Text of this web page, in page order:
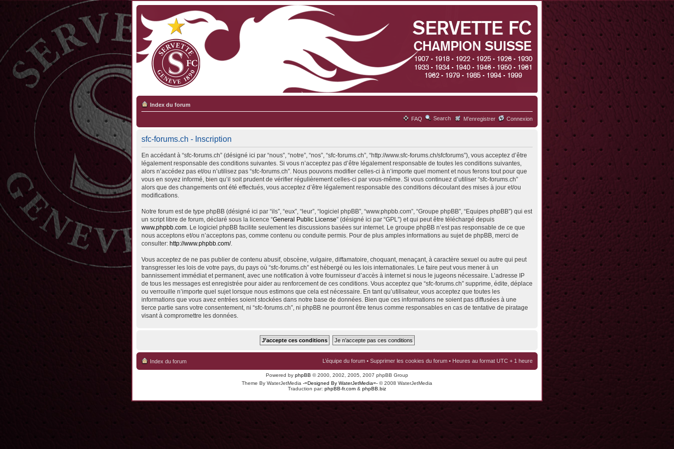
Index du forum
FAQ Search M’enregistrer Connexion
sfc-forums.ch - Inscription
En accédant à “sfc-forums.ch” (désigné ici par “nous”, “notre”, “nos”, “sfc-forums.ch”, “http://www.sfc-forums.ch/sfcforums”), vous acceptez d’être
légalement responsable des conditions suivantes. Si vous n’acceptez pas d’être légalement responsable de toutes les conditions suivantes,
alors n’accédez pas et/ou n’utilisez pas “sfc-forums.ch”. Nous pouvons modifier celles-ci à n’importe quel moment et nous ferons tout pour que
vous en soyez informé, bien qu’il soit prudent de vérifier régulièrement celles-ci par vous-même. Si vous continuez d’utiliser “sfc-forums.ch”
alors que des changements ont été effectués, vous acceptez d’être légalement responsable des conditions découlant des mises à jour et/ou
modifications.
Notre forum est de type phpBB (désigné ici par “ils”, “eux”, “leur”, “logiciel phpBB”, “www.phpbb.com”, “Groupe phpBB”, “Equipes phpBB”) qui est
un script libre de forum, déclaré sous la licence “General Public License” (désigné ici par “GPL”) et qui peut être téléchargé depuis
www.phpbb.com. Le logiciel phpBB facilite seulement les discussions basées sur internet. Le groupe phpBB n’est pas responsable de ce que
nous acceptons et/ou n’acceptons pas, comme contenu ou conduite permis. Pour de plus amples informations au sujet de phpBB, merci de
consulter: http://www.phpbb.com/.
Vous acceptez de ne pas publier de contenu abusif, obscène, vulgaire, diffamatoire, choquant, menaçant, à caractère sexuel ou autre qui peut
transgresser les lois de votre pays, du pays où “sfc-forums.ch” est hébergé ou les lois internationales. Le faire peut vous mener à un
bannissement immédiat et permanent, avec une notification à votre fournisseur d’accès à internet si nous le jugeons nécessaire. L’adresse IP
de tous les messages est enregistrée pour aider au renforcement de ces conditions. Vous acceptez que “sfc-forums.ch” supprime, édite, déplace
ou verrouille n’importe quel sujet lorsque nous estimons que cela est nécessaire. En tant qu’utilisateur, vous acceptez que toutes les
informations que vous avez entrées soient stockées dans notre base de données. Bien que ces informations ne soient pas diffusées à une
tierce partie sans votre consentement, ni “sfc-forums.ch”, ni phpBB ne pourront être tenus comme responsables en cas de tentative de piratage
visant à compromettre les données.
Index du forum L’équipe du forum • Supprimer les cookies du forum • Heures au format UTC + 1 heure
Powered by phpBB © 2000, 2002, 2005, 2007 phpBB Group
Theme By WaterJetMedia -=Designed By WaterJetMedia=- © 2008 WaterJetMedia
Traduction par: phpBB-fr.com & phpBB.biz